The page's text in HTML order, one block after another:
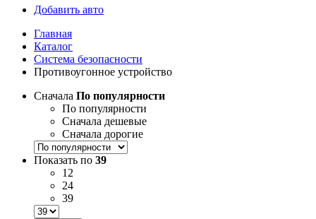
Добавить авто
Главная
Каталог
Система безопасности
Противоугонное устройство
Сначала По популярности
По популярности
Сначала дешевые
Сначала дорогие
Показать по 39
12
24
39